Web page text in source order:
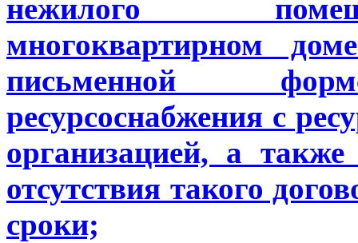
нежилого
многоквартирном
письменной
ресурсоснабжения с
организацией, а также
отсутствия такого
сроки;